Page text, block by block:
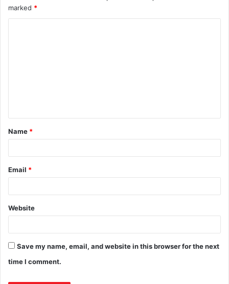
marked *
Name *
Email *
Website
Save my name, email, and website in this browser for the next
time I comment.